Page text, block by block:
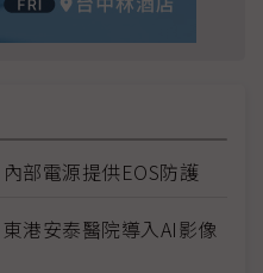
部電源提供EOS防護
港安泰醫院導入AI影像